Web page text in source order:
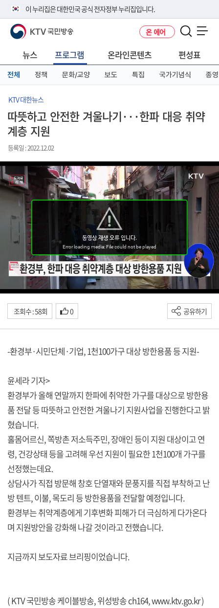
이 누리집은 대한민국 공식 전자정부 누리집입니다.
공식 누리집 주소 확인하기
니다.
이밖에 or.kr 또는 .kr등 다른 도메인 주소를 사용하고 있다면 아래 URL에
서 도메인 주소를 확인해 보세요
KTV 국민방송 온 에어
뉴스 프로그램 온라인콘텐츠 편성표
전체 정책 문화/교양 보도 특집 국가기념식 종영
KTV 대한뉴스
따뜻하고 안전한 겨울나기···한파 대응 취약
계층 지원
등록일 : 2022.12.02
조회수 : 58회 0 공유하기
-환경부·시민단체·기업, 1천100가구 대상 방한용품 등 지원-
윤세라 기자>
환경부가 올해 연말까지 한파에 취약한 가구를 대상으로 방한용
품 전달 등 따뜻하고 안전한 겨울나기 지원사업을 진행한다고 밝
혔습니다.
홀몸어르신, 쪽방촌 저소득주민, 장애인 등이 지원 대상이고 연
령, 건강상태 등을 고려해 우선 지원이 필요한 1천100개 가구를
선정했는데요.
상담사가 직접 방문해 창호 단열재와 문풍지를 직접 부착하고 난
방 텐트, 이불, 목도리 등 방한용품을 전달할 예정입니다.
환경부는 취약계층에게 기후변화 피해가 더 극심하게 다가온다
며 지원방안을 강화해 나갈 것이라고 전했습니다.
지금까지 보도자료 브리핑이었습니다.
( KTV 국민방송 케이블방송, 위성방송 ch164,www.ktv.go.kr)